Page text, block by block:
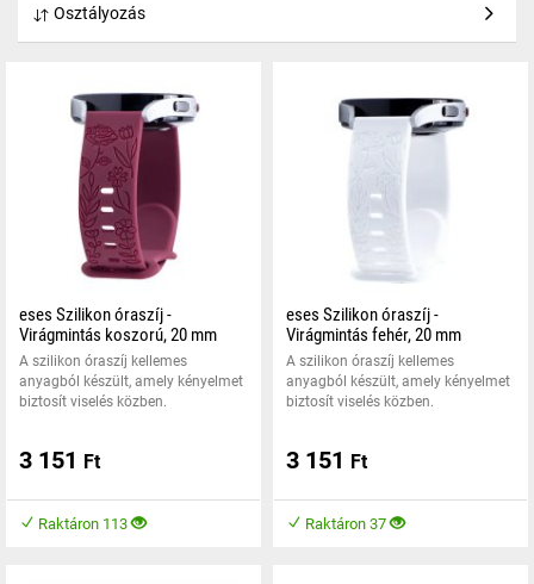
Osztályozás
eses Szilikon óraszíj -
Virágmintás koszorú, 20 mm
A szilikon óraszíj kellemes
anyagból készült, amely kényelmet
biztosít viselés közben.
3 151 Ft
Raktáron 113
eses Szilikon óraszíj -
Virágmintás fehér, 20 mm
A szilikon óraszíj kellemes
anyagból készült, amely kényelmet
biztosít viselés közben.
3 151 Ft
Raktáron 37